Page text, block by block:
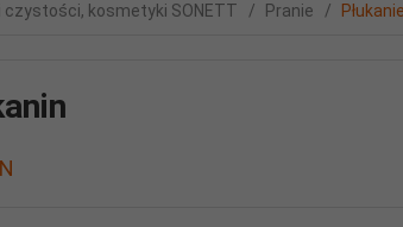
czystości, kosmetyki SONETT Pranie